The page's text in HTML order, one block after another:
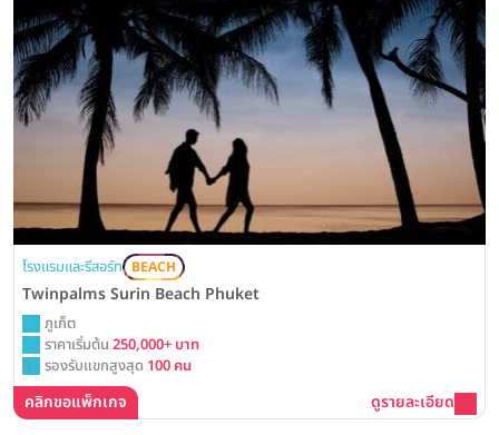
โรงแรมและรีสอร์ท BEACH
Twinpalms Surin Beach Phuket
ภูเก็ต
ราคาเริ่มต้น 250,000+ บาท
รองรับแขกสูงสุด 100 คน
คลิกขอแพ็กเกจ ดูรายละเอียด